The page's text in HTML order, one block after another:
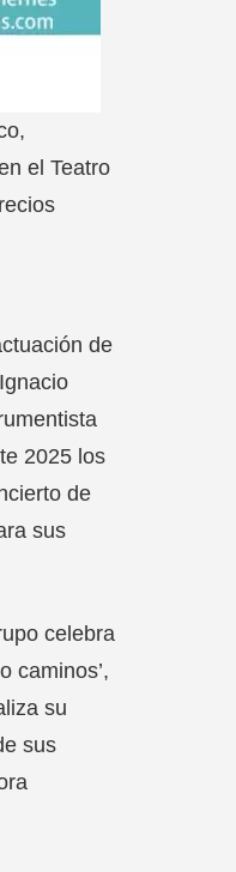
el Teatro
de
2025 los
de
sus
celebra
caminos’,
su
sus